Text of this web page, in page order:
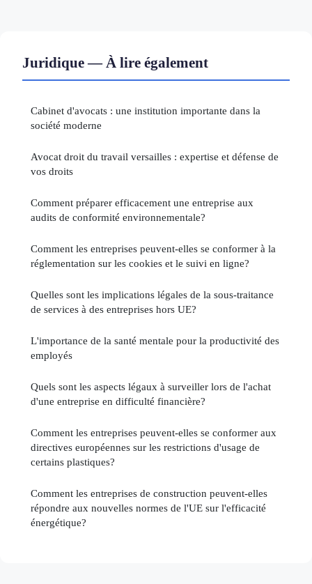
Juridique — À lire également
Cabinet d'avocats : une institution importante dans la
société moderne
Avocat droit du travail versailles : expertise et défense de
vos droits
Comment préparer efficacement une entreprise aux
audits de conformité environnementale?
Comment les entreprises peuvent-elles se conformer à la
réglementation sur les cookies et le suivi en ligne?
Quelles sont les implications légales de la sous-traitance
de services à des entreprises hors UE?
L'importance de la santé mentale pour la productivité des
employés
Quels sont les aspects légaux à surveiller lors de l'achat
d'une entreprise en difficulté financière?
Comment les entreprises peuvent-elles se conformer aux
directives européennes sur les restrictions d'usage de
certains plastiques?
Comment les entreprises de construction peuvent-elles
répondre aux nouvelles normes de l'UE sur l'efficacité
énergétique?